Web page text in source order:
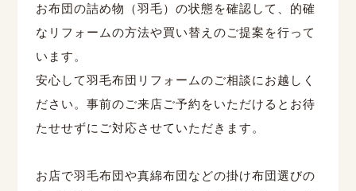
お布団の詰め物（羽毛）の状態を確認して、的確
なリフォームの方法や買い替えのご提案を行って
います。
安心して羽毛布団リフォームのご相談にお越しく
ださい。事前のご来店ご予約をいただけるとお待
たせせずにご対応させていただきます。
お店で羽毛布団や真綿布団などの掛け布団選びの